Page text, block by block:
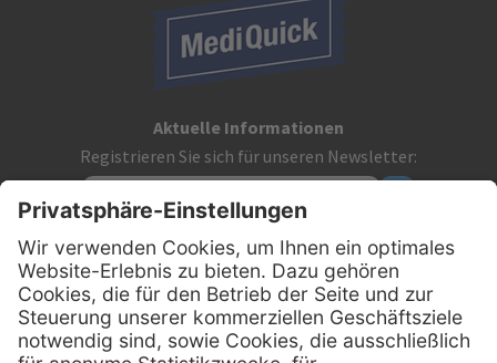
Aktuelle Informationen
Registrieren Sie sich für unseren Newsletter:
Kontakt
MediQuick Arzt- und Krankenhausbedarfshandel GmbH
Hans-Wunderlich-Straße 7